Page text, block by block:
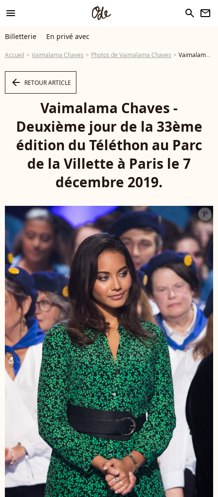
menu search newsletter
Billetterie En privé avec
Accueil Vaimalama Chaves Photos de Vaimalama Chaves Vaimalama Chaves - Deuxième jour de la 33ème édition du Téléthon au Parc de la Villette à Paris le 7 décembre 2019. © Tiziano Da Silva/Bestimage - Photo
arrow_left RETOUR ARTICLE
Vaimalama Chaves -
Deuxième jour de la 33ème
édition du Téléthon au Parc
de la Villette à Paris le 7
décembre 2019.